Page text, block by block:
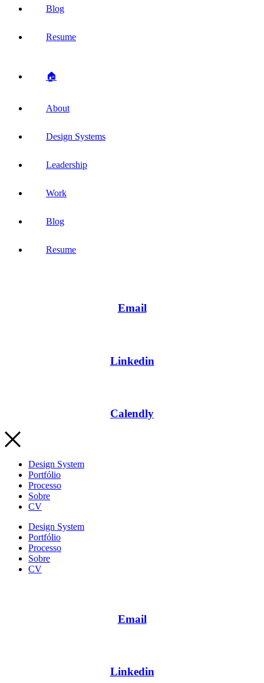
Blog
Resume
🏠
About
Design Systems
Leadership
Work
Blog
Resume
Email
Linkedin
Calendly
Design System
Portfólio
Processo
Sobre
CV
Design System
Portfólio
Processo
Sobre
CV
Email
Linkedin